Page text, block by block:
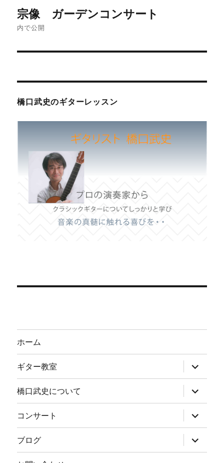
稿
ゲ
ー
ョ
宗像 ガーデンコンサート
内で公開
橋口武史のギターレッスン
ホーム
ギター教室
ブ
メ
ニ
ュ
ー
を
展
開
橋口武史について
ブ
メ
ニ
ュ
ー
を
展
開
コンサート
ブ
メ
ニ
ュ
ー
ブログ
ブ
メ